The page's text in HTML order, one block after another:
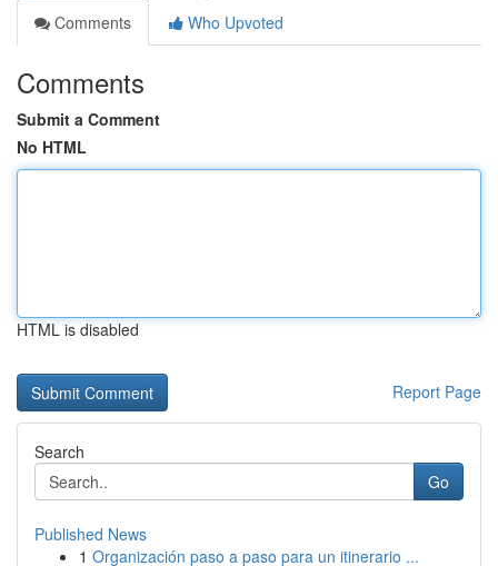
Comments
Who Upvoted
Comments
Submit a Comment
No HTML
HTML is disabled
Report Page
Search
Go
Published News
1 Organización paso a paso para un itinerario ...